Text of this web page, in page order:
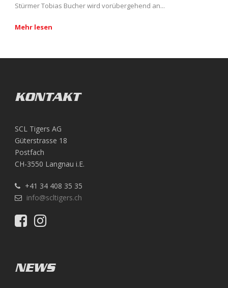
Stürmer Tobias Bucher wird vorübergehend an...
Mehr lesen
KONTAKT
SCL Tigers AG
Güterstrasse 18
Postfach
CH-3550 Langnau i.E.
+41 34 408 35 35
info@scltigers.ch
NEWS